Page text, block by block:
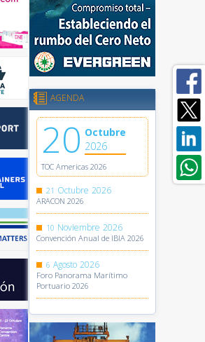
AGENDA
20 Octubre
2026
TOC Americas 2026
21 Octubre 2026
ARACON 2026
10 Noviembre 2026
Convención Anual de IBIA 2026
6 Agosto 2026
Foro Panorama Marítimo
Portuario 2026